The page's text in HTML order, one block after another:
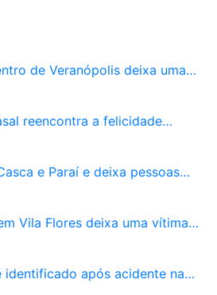
de Veranópolis deixa uma…
reencontra a felicidade…
e Paraí e deixa pessoas…
Vila Flores deixa uma vítima…
identificado após acidente na…